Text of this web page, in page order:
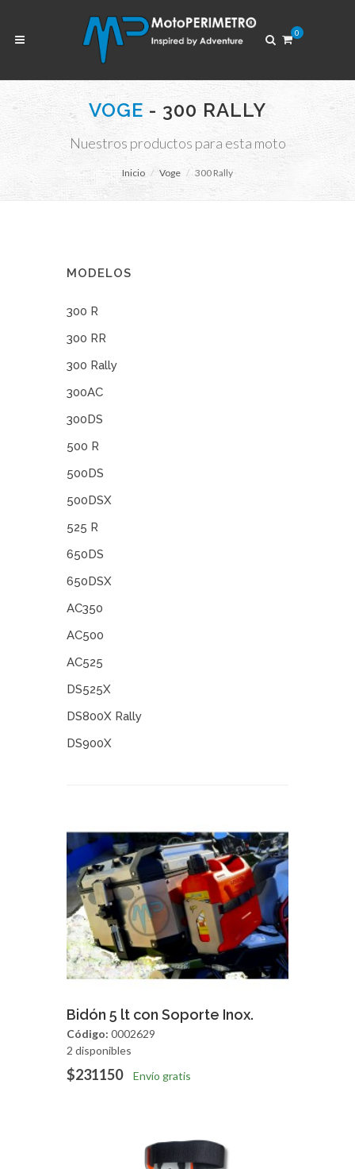
0
VOGE - 300 RALLY
Nuestros productos para esta moto
Inicio Voge 300 Rally
MODELOS
300 R
300 RR
300 Rally
300AC
300DS
500 R
500DS
500DSX
525 R
650DS
650DSX
AC350
AC500
AC525
DS525X
DS800X Rally
DS900X
Agregar Vista Rapida
Bidón 5 lt con Soporte Inox.
Código: 0002629
2 disponibles
$231150 Envío gratis